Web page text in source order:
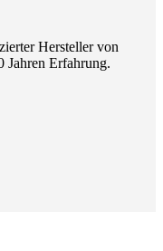
Hersteller von
Jahren Erfahrung.